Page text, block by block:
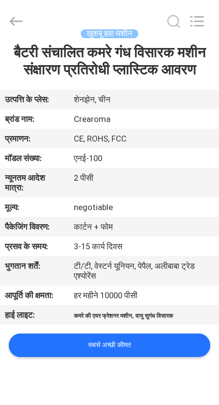
घर
वीडियो
वीआर
दिखाएँ
हमारे
बारे
में
कारखाना
गुणवत्ता
संपर्क
Market.
Developed
खुशबू हवा मशीन
बैटरी संचालित कमरे गंध विसारक मशीन
संक्षारण प्रतिरोधी प्लास्टिक आवरण
उत्पत्ति के प्लेस:
शेनझेन, चीन
ब्रांड नाम:
Crearoma
प्रमाणन:
CE, ROHS, FCC
मॉडल संख्या:
एनई-100
न्यूनतम आदेश
मात्रा:
2 पीसी
मूल्य:
negotiable
पैकेजिंग विवरण:
कार्टन + फोम
प्रसव के समय:
3-15 कार्य दिवस
भुगतान शर्तें:
टी/टी, वेस्टर्न यूनियन, पेपैल, अलीबाबा ट्रेड
एश्योरेंस
आपूर्ति की क्षमता:
हर महीने 10000 पीसी
हाई लाइट:
कमरे की एयर फ्रेशनर मशीन,वायु सुगंध विसारक
सबसे अच्छी कीमत